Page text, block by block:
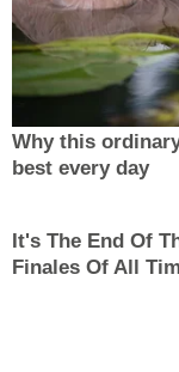
Why this
best every day
It's The End Of
Finales Of All